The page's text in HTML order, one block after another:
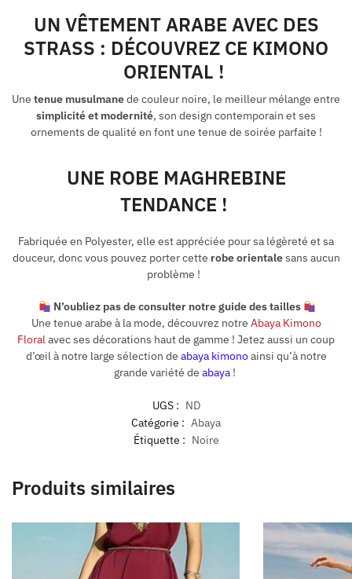
UN VÊTEMENT ARABE AVEC DES
STRASS : DÉCOUVREZ CE KIMONO
ORIENTAL !
Une tenue musulmanede couleur noire, le meilleur mélange entre
simplicité et modernité, son design contemporain et ses
ornements de qualité en font une tenue de soirée parfaite !
UNE ROBE MAGHREBINE
TENDANCE !
Fabriquée en Polyester, elle est appréciée pour sa légèreté et sa
douceur, donc vous pouvez porter cette robe orientalesans aucun
problème !
N’oubliez pas de consulter notre guide des tailles
Une tenue arabe à la mode, découvrez notre Abaya Kimono
Floralavec ses décorations haut de gamme ! Jetez aussi un coup
d’œil à notre large sélection de abaya kimonoainsi qu’à notre
grande variété de abaya !
UGS : ND
Catégorie : Abaya
Étiquette : Noire
Produits similaires